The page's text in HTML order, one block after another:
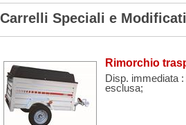
Carrelli Speciali e Modificati
Rimorchio
Disp. immediata
esclusa;